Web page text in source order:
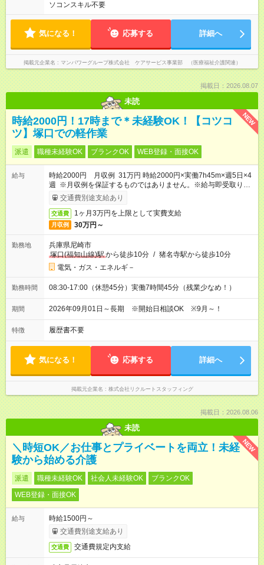
ソコンスキル不要
気になる！ 応募する 詳細へ
掲載元企業名 マンパワーグループ株式会社 ケアサービス事業部 （医療福祉介護関連）
掲載日：2026.08.07
未読
NEW
時給2000円！17時まで＊未経験OK！【コツコ
ツ】塚口での軽作業
派遣 職種未経験OK ブランクOK WEB登録・面接OK
給与
時給2000円 月収例 31万円 時給2000円×実働7h45m×週5日×4
週 ※月収例を保証するものではありません。※給与即受取りサ
ービス利用可（利用条件有）
交通費別途支給あり
交通費 1ヶ月3万円を上限として実費支給
月収例 30万円～
勤務地
兵庫県尼崎市
塚口(福知山線)駅から徒歩10分 / 猪名寺駅から徒歩10分
電気・ガス・エネルギ－
勤務時間 08:30-17:00（休憩45分）実働7時間45分（残業少なめ！）
期間 2026年09月01日～長期 ※開始日相談OK ※9月～！
特徴 履歴書不要
気になる！ 応募する 詳細へ
掲載元企業名 株式会社リクルートスタッフィング
掲載日：2026.08.06
未読
NEW
＼時短OK／お仕事とプライベートを両立！未経
験から始める介護
派遣 職種未経験OK 社会人未経験OK
ブランクOK
WEB登録・面接OK
給与
時給1500円～
交通費別途支給あり
交通費 交通費規定内支給